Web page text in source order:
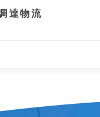
達物流